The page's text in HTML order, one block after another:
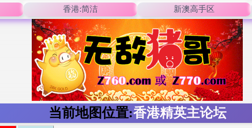
香港:简洁 新澳高手区
当前地图位置:香港精英主论坛